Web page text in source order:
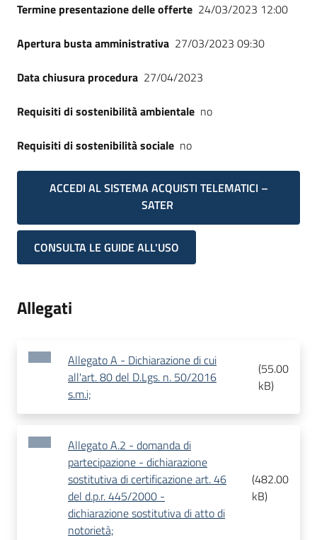
Termine presentazione delle offerte 24/03/2023 12:00
Apertura busta amministrativa 27/03/2023 09:30
Data chiusura procedura 27/04/2023
Requisiti di sostenibilità ambientale no
Requisiti di sostenibilità sociale no
ACCEDI AL SISTEMA ACQUISTI TELEMATICI –
SATER
CONSULTA LE GUIDE ALL'USO
Allegati
Allegato A - Dichiarazione di cui
all'art. 80 del D.Lgs. n. 50/2016
s.m.i;
(55.00
kB)
Allegato A.2 - domanda di
partecipazione - dichiarazione
sostitutiva di certificazione art. 46
del d.p.r. 445/2000 -
dichiarazione sostitutiva di atto di
notorietà;
(482.00
kB)